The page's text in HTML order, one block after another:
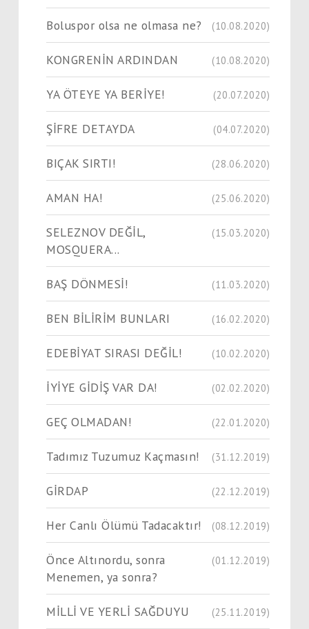
Boluspor olsa ne olmasa ne? (10.08.2020)
KONGRENİN ARDINDAN (10.08.2020)
YA ÖTEYE YA BERİYE! (20.07.2020)
ŞİFRE DETAYDA (04.07.2020)
BIÇAK SIRTI! (28.06.2020)
AMAN HA! (25.06.2020)
SELEZNOV DEĞİL,
MOSQUERA...
(15.03.2020)
BAŞ DÖNMESİ! (11.03.2020)
BEN BİLİRİM BUNLARI (16.02.2020)
EDEBİYAT SIRASI DEĞİL! (10.02.2020)
İYİYE GİDİŞ VAR DA! (02.02.2020)
GEÇ OLMADAN! (22.01.2020)
Tadımız Tuzumuz Kaçmasın! (31.12.2019)
GİRDAP (22.12.2019)
Her Canlı Ölümü Tadacaktır! (08.12.2019)
Önce Altınordu, sonra
Menemen, ya sonra?
(01.12.2019)
MİLLİ VE YERLİ SAĞDUYU (25.11.2019)